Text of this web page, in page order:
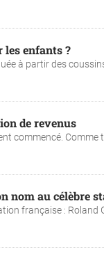
enfants ?
à partir des
de revenus
commencé. Comme
nom au célèbre
française :